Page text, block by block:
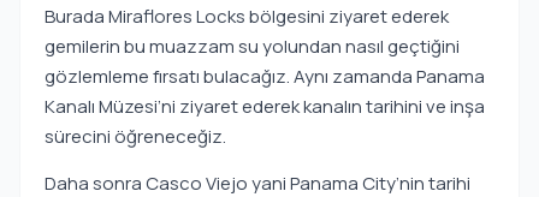
Burada Miraflores Locks bölgesini ziyaret ederek
gemilerin bu muazzam su yolundan nasıl geçtiğini
gözlemleme fırsatı bulacağız. Aynı zamanda Panama
Kanalı Müzesi’ni ziyaret ederek kanalın tarihini ve inşa
sürecini öğreneceğiz.
Daha sonra Casco Viejo yani Panama City’nin tarihi